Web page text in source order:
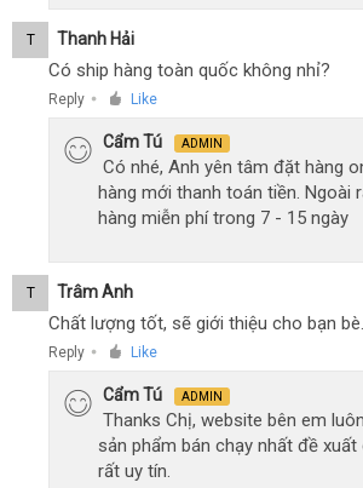
T Thanh Hải
Có ship hàng toàn quốc không nhỉ?
Reply ● Like
Cẩm Tú ADMIN
Có nhé, Anh yên tâm đặt hàng
hàng mới thanh toán tiền. Ngoài
hàng miễn phí trong 7 - 15 ngày
T Trâm Anh
Chất lượng tốt, sẽ giới thiệu cho bạn bè.
Reply ● Like
Cẩm Tú ADMIN
Thanks Chị, website bên em
sản phẩm bán chạy nhất đề
rất uy tín.